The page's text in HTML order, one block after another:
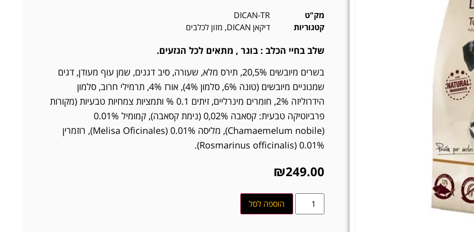
מק"ט
DICAN-TR
קטגוריות
דיקאן DICAN , מזון לכלבים
שלב בחיי הכלב : בוגר , מתאים לכל הגזעים.
בשרים מיובשים 20,5%, תירס מלא, שעורה, סיב דגנים, שמן עוף מעודן, דגים
שמנוניים מיובשים (טונה 6%, סלמון 4%), אורז 4%, תרמילי חרוב, סלמון
הידרוליזה 2%, חומרים מינרליים, זיתים 0.1 % ותמציות צמחיות טבעיות (מקורות
פרביוטיקה טבעית: קסאבה 0,02% (נימת קסאבה), קמומיל 0.01%
(Chamaemelum nobile), מליסה 0.01% (Melisa Oficinales), רוזמרין
0.01% (Rosmarinus officinalis).
₪249.00
הוספה לסל